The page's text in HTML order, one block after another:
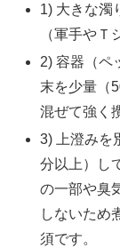
1) 大きな濁
（軍手やＴ
2) 容器（ペ
末を少量（
混ぜて強く
3) 上澄みを
分以上）し
の一部や臭
しないため
須です。